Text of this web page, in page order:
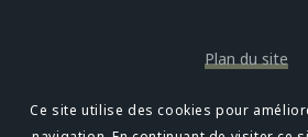
Plan du site
Mentions légales
Ce site utilise des cookies pour